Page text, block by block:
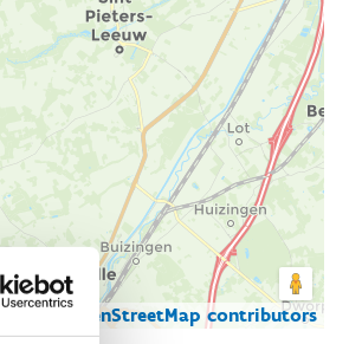
© OpenStreetMap contributors